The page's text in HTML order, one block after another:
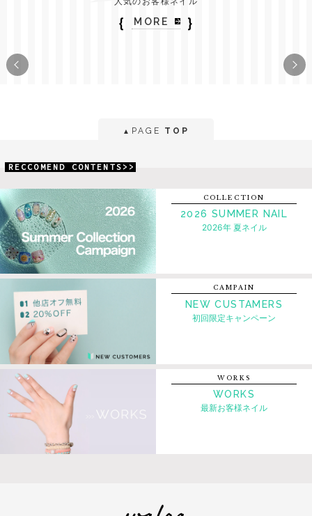
｛ MORE ｝
▲ PAGE TOP
RECCOMEND CONTENTS>>
COLLECTION
2026 SUMMER NAIL
2026年 夏ネイル
CAMPAIN
NEW CUSTAMERS
初回限定キャンペーン
WORKS
WORKS
最新お客様ネイル